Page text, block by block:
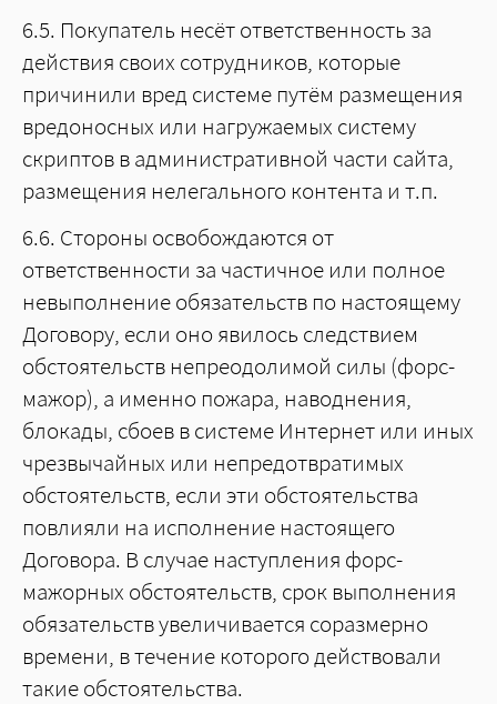
6.5. Покупатель несёт ответственность за
действия своих сотрудников, которые
причинили вред системе путём размещения
вредоносных или нагружаемых систему
скриптов в административной части сайта,
размещения нелегального контента и т.п.
6.6. Стороны освобождаются от
ответственности за частичное или полное
невыполнение обязательств по настоящему
Договору, если оно явилось следствием
обстоятельств непреодолимой силы (форс-
мажор), а именно пожара, наводнения,
блокады, сбоев в системе Интернет или иных
чрезвычайных или непредотвратимых
обстоятельств, если эти обстоятельства
повлияли на исполнение настоящего
Договора. В случае наступления форс-
мажорных обстоятельств, срок выполнения
обязательств увеличивается соразмерно
времени, в течение которого действовали
такие обстоятельства.